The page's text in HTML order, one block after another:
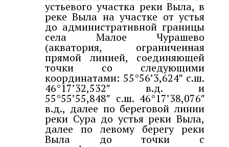
устьевого участка реки Выла, в
реке Выла на участке от устья
до административной границы
села Малое Чурашево
(акватория, ограниченная
прямой линией, соединяющей
точки со следующими
координатами: 55°56’3,624″ с.ш.
46°17’32,532″ в.д. и
55°55’55,848″ с.ш. 46°17’38,076″
в.д., далее по береговой линии
реки Сура до устья реки Выла,
далее по левому берегу реки
Выла до точки с